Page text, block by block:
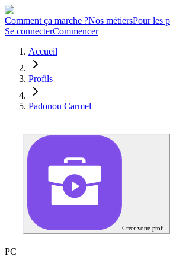
Comment ça marche ?Nos métiersPour les
Se connecterCommencer
Accueil
Profils
Padonou Carmel
Créer votre profil
PC